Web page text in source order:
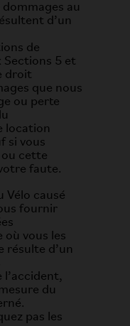
dommages au
d’un
de
5 et
droit
que nous
ou perte
location
si vous
ou cette
faute.
Vélo causé
fournir
où vous les
résulte d’un
du
pas les